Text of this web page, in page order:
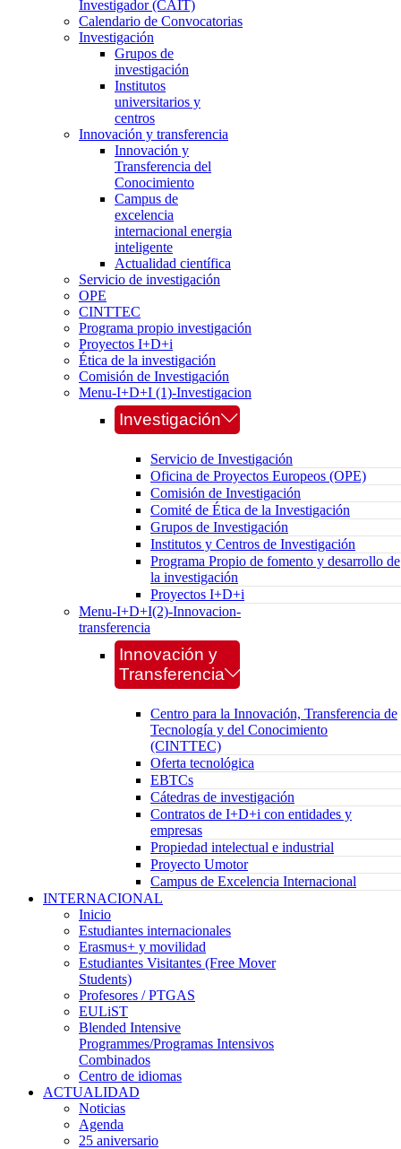
Investigador (CAIT)
Calendario de Convocatorias
Investigación
Grupos de
investigación
Institutos
universitarios y
centros
Innovación y transferencia
Innovación y
Transferencia del
Conocimiento
Campus de
excelencia
internacional energia
inteligente
Actualidad científica
Servicio de investigación
OPE
CINTTEC
Programa propio investigación
Proyectos I+D+i
Ética de la investigación
Comisión de Investigación
Menu-I+D+I (1)-Investigacion
Investigación
Servicio de Investigación
Oficina de Proyectos Europeos (OPE)
Comisión de Investigación
Comité de Ética de la Investigación
Grupos de Investigación
Institutos y Centros de Investigación
Programa Propio de fomento y desarrollo de
la investigación
Proyectos I+D+i
Menu-I+D+I(2)-Innovacion-
transferencia
Innovación y
Transferencia
Centro para la Innovación, Transferencia de
Tecnología y del Conocimiento
(CINTTEC)
Oferta tecnológica
EBTCs
Cátedras de investigación
Contratos de I+D+i con entidades y
empresas
Propiedad intelectual e industrial
Proyecto Umotor
Campus de Excelencia Internacional
INTERNACIONAL
Inicio
Estudiantes internacionales
Erasmus+ y movilidad
Estudiantes Visitantes (Free Mover
Students)
Profesores / PTGAS
EULiST
Blended Intensive
Programmes/Programas Intensivos
Combinados
Centro de idiomas
ACTUALIDAD
Noticias
Agenda
25 aniversario